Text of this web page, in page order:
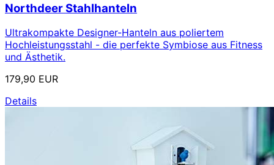
Northdeer Stahlhanteln
Ultrakompakte Designer-Hanteln aus poliertem
Hochleistungsstahl - die perfekte Symbiose aus Fitness
und Ästhetik.
179,90 EUR
Details